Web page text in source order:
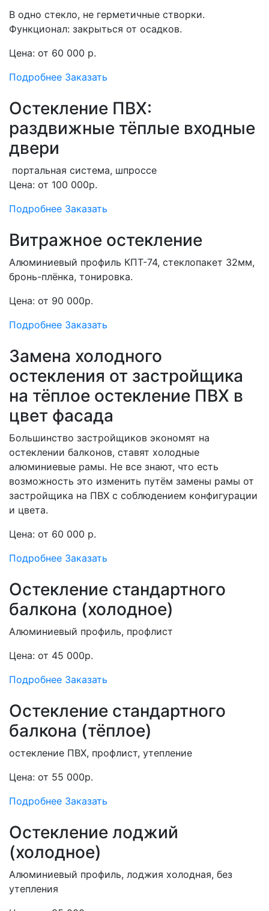
В одно стекло, не герметичные створки.
Функционал: закрыться от осадков.
Цена: от 60 000 р.
Подробнее Заказать
Остекление ПВХ:
раздвижные тёплые входные
двери
портальная система, шпроссе
Цена: от 100 000р.
Подробнее Заказать
Витражное остекление
Алюминиевый профиль КПТ-74, стеклопакет 32мм,
бронь-плёнка, тонировка.
Цена: от 90 000р.
Подробнее Заказать
Замена холодного
остекления от застройщика
на тёплое остекление ПВХ в
цвет фасада
Большинство застройщиков экономят на
остеклении балконов, ставят холодные
алюминиевые рамы. Не все знают, что есть
возможность это изменить путём замены рамы от
застройщика на ПВХ с соблюдением конфигурации
и цвета.
Цена: от 60 000 р.
Подробнее Заказать
Остекление стандартного
балкона (холодное)
Алюминиевый профиль, профлист
Цена: от 45 000р.
Подробнее Заказать
Остекление стандартного
балкона (тёплое)
остекление ПВХ, профлист, утепление
Цена: от 55 000р.
Подробнее Заказать
Остекление лоджий
(холодное)
Алюминиевый профиль, лоджия холодная, без
утепления